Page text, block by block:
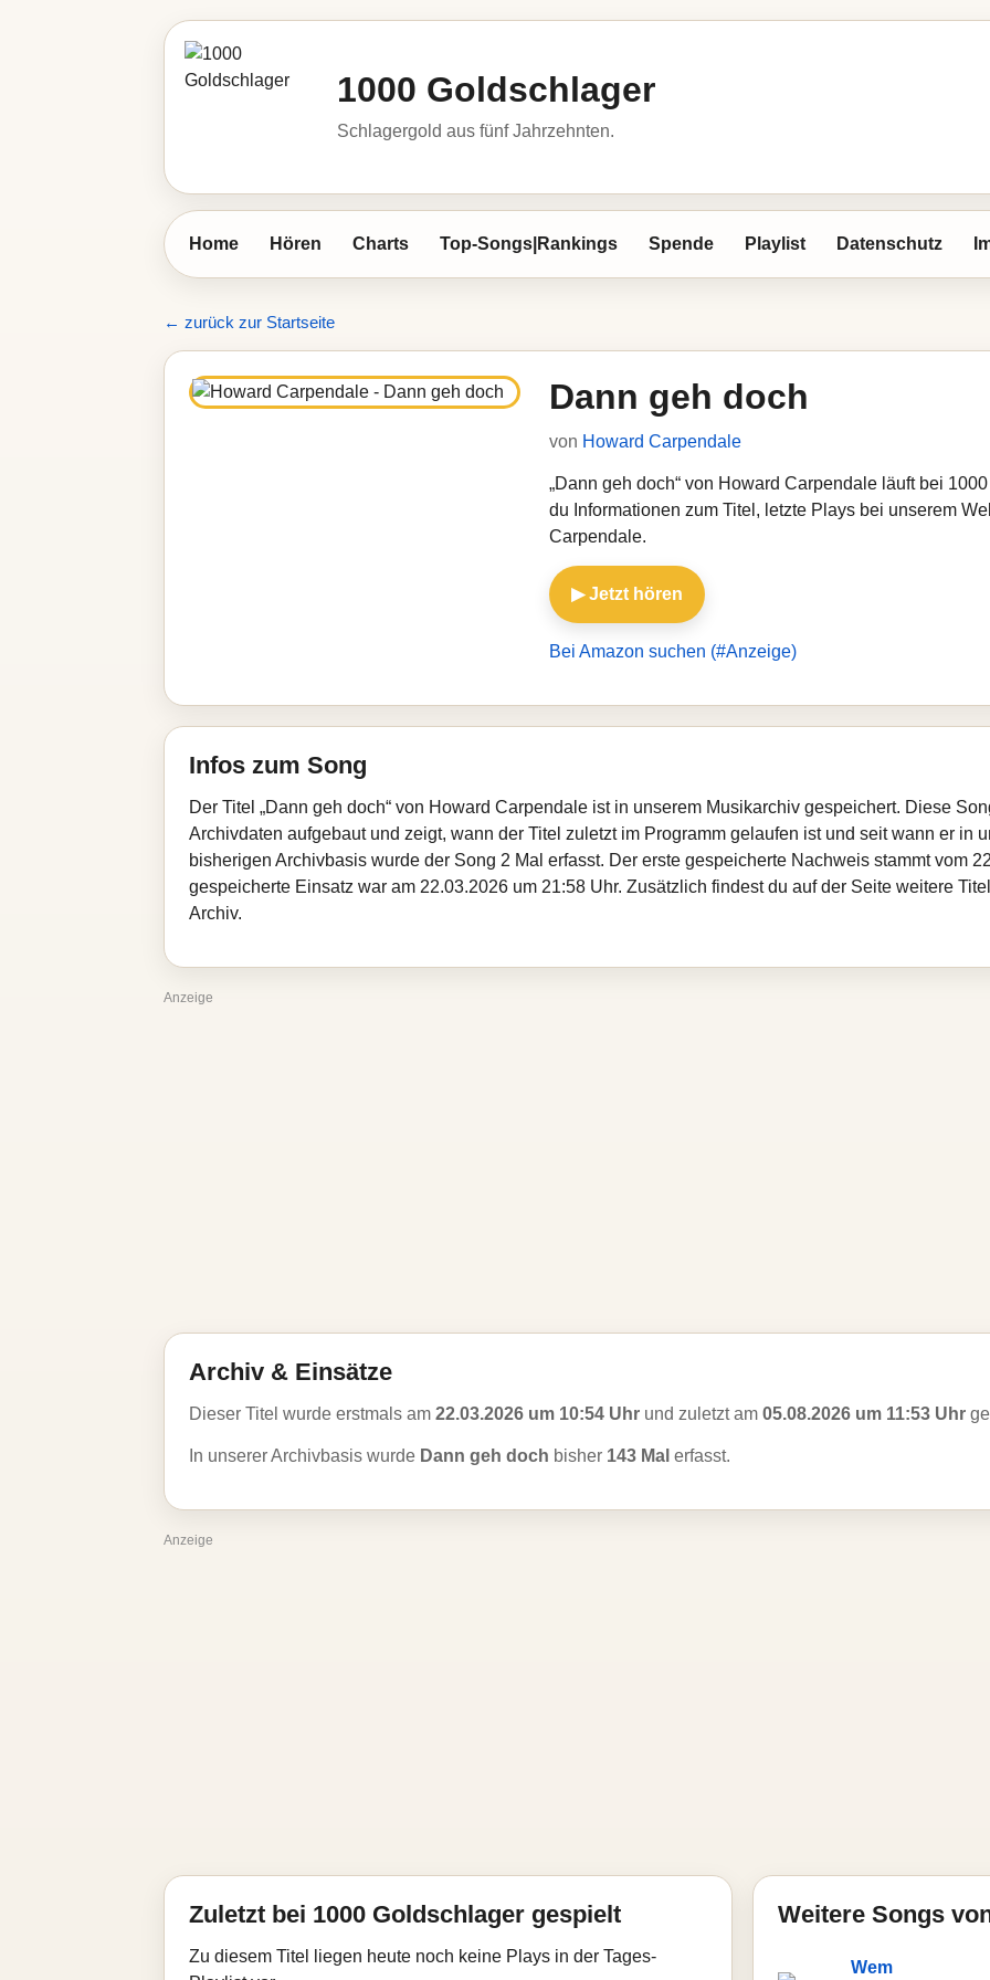
1000 Goldschlager
Schlagergold aus fünf Jahrzehnten.
Home Hören Charts Top-Songs|Rankings Spende Playlist Datenschutz
← zurück zur Startseite
Dann geh doch
von Howard Carpendale
„Dann geh doch“ von Howard Carpendale läuft bei
du Informationen zum Titel, letzte Plays bei unserem
Carpendale.
▶ Jetzt hören
Bei Amazon suchen (#Anzeige)
Infos zum Song
Der Titel „Dann geh doch“ von Howard Carpendale ist in unserem Musikarchiv gespeichert. Diese
Archivdaten aufgebaut und zeigt, wann der Titel zuletzt im Programm gelaufen ist und seit wann er in
bisherigen Archivbasis wurde der Song 2 Mal erfasst. Der erste gespeicherte Nachweis stammt vom
gespeicherte Einsatz war am 22.03.2026 um 21:58 Uhr. Zusätzlich findest du auf der Seite weitere
Archiv.
Anzeige
Archiv & Einsätze
Dieser Titel wurde erstmals am 22.03.2026 um 10:54 Uhr und zuletzt am 05.08.2026 um 11:53 Uhr
In unserer Archivbasis wurde Dann geh doch bisher 143 Mal erfasst.
Anzeige
Zuletzt bei 1000 Goldschlager gespielt
Zu diesem Titel liegen heute noch keine Plays in der Tages-
Weitere Songs
Wem